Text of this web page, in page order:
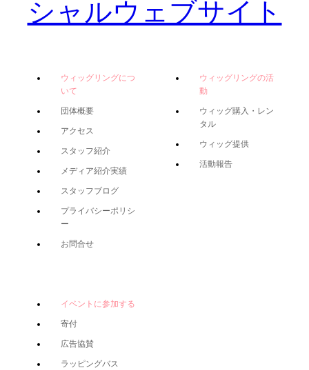
ウィッグリングにつ
いて
団体概要
アクセス
スタッフ紹介
メディア紹介実績
スタッフブログ
プライバシーポリシ
ー
お問合せ
ウィッグリングの活
動
ウィッグ購入・レン
タル
ウィッグ提供
活動報告
イベントに参加する
寄付
広告協賛
ラッピングバス